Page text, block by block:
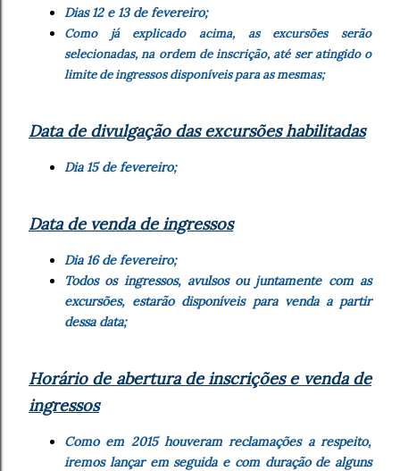
Dias 12 e 13 de fevereiro;
Como já explicado acima, as excursões serão
selecionadas, na ordem de inscrição, até ser atingido o
limite de ingressos disponíveis para as mesmas;
Data de divulgação das excursões habilitadas
Dia 15 de fevereiro;
Data de venda de ingressos
Dia 16 de fevereiro;
Todos os ingressos, avulsos ou juntamente com as
excursões, estarão disponíveis para venda a partir
dessa data;
Horário de abertura de inscrições e venda de
ingressos
Como em 2015 houveram reclamações a respeito,
iremos lançar em seguida e com duração de alguns